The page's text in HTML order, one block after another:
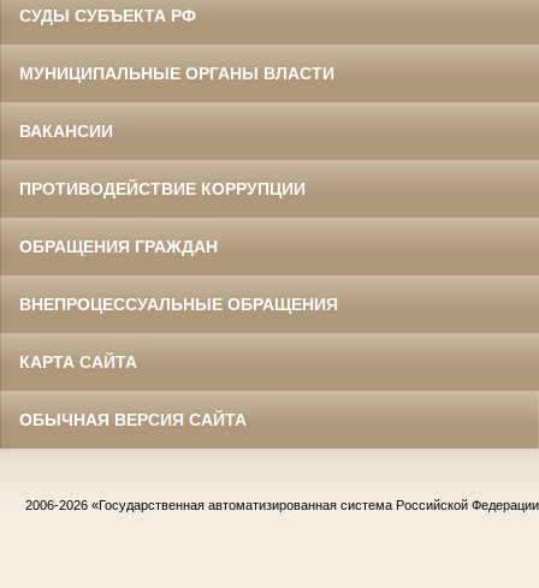
СУДЫ СУБЪЕКТА РФ
МУНИЦИПАЛЬНЫЕ ОРГАНЫ ВЛАСТИ
ВАКАНСИИ
ПРОТИВОДЕЙСТВИЕ КОРРУПЦИИ
ОБРАЩЕНИЯ ГРАЖДАН
ВНЕПРОЦЕССУАЛЬНЫЕ ОБРАЩЕНИЯ
КАРТА САЙТА
ОБЫЧНАЯ ВЕРСИЯ САЙТА
2006-2026 «Государственная автоматизированная система Российской